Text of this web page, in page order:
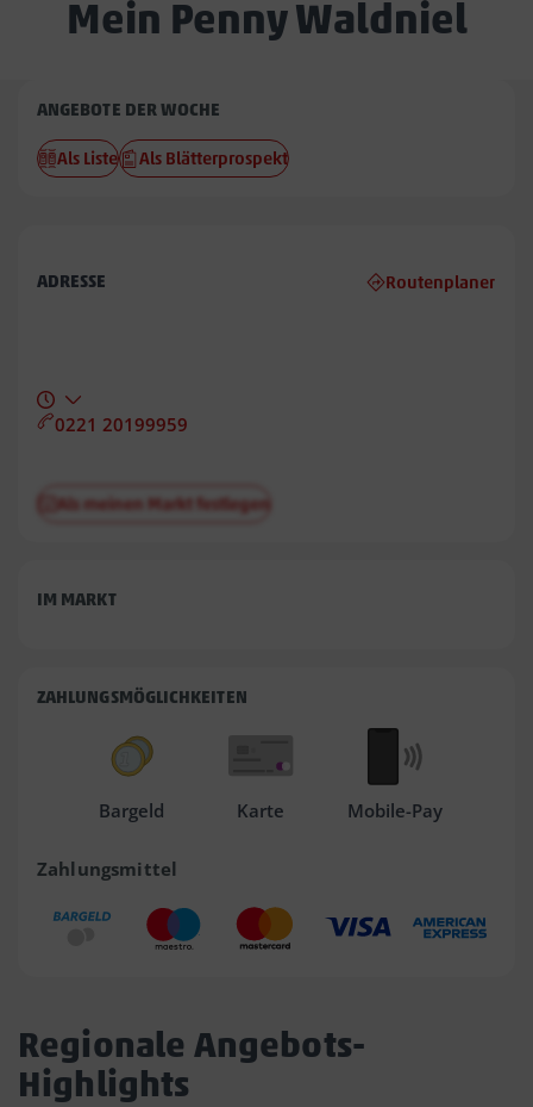
Mein Penny Waldniel
Penny
Waldniel
ANGEBOTE DER WOCHE
Als Liste Als Blätterprospekt
ADRESSE Routenplaner
0221 20199959
Als meinen Markt festlegen
IM MARKT
ZAHLUNGSMÖGLICHKEITEN
Bargeld Karte Mobile-Pay
Zahlungsmittel
Regionale Angebots-
Highlights